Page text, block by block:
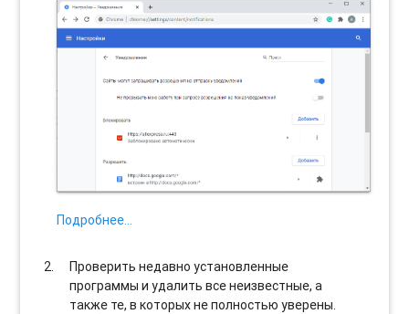
Подробнее…
Проверить недавно установленные
программы и удалить все неизвестные, а
также те, в которых не полностью уверены.